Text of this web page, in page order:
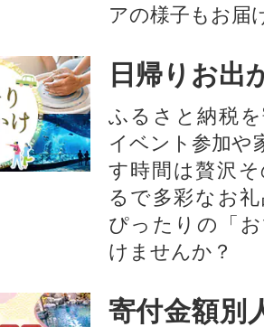
アの様子もお届
日帰りお出
ふるさと納税
イベント参加や
す時間は贅沢
るで多彩なお
ぴったりの「
けませんか？
寄付金額別